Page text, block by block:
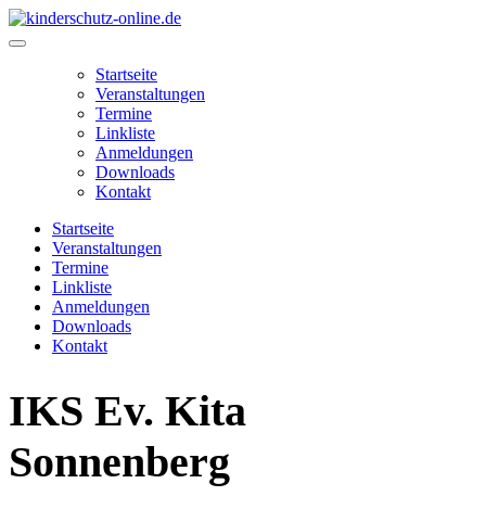
Zum
Inhalt
Main
Startseite
Veranstaltungen
Termine
Linkliste
Anmeldungen
Downloads
Kontakt
Startseite
Veranstaltungen
Termine
Linkliste
Anmeldungen
Downloads
Kontakt
IKS Ev. Kita
Sonnenberg